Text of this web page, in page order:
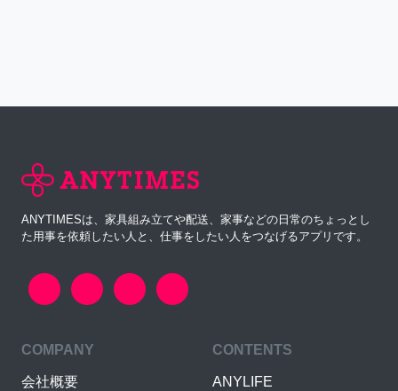
ANYTIMESは、家具組み立てや配送、家事などの日常のちょっとし
た用事を依頼したい人と、仕事をしたい人をつなげるアプリです。
COMPANY
会社概要
CONTENTS
ANYLIFE